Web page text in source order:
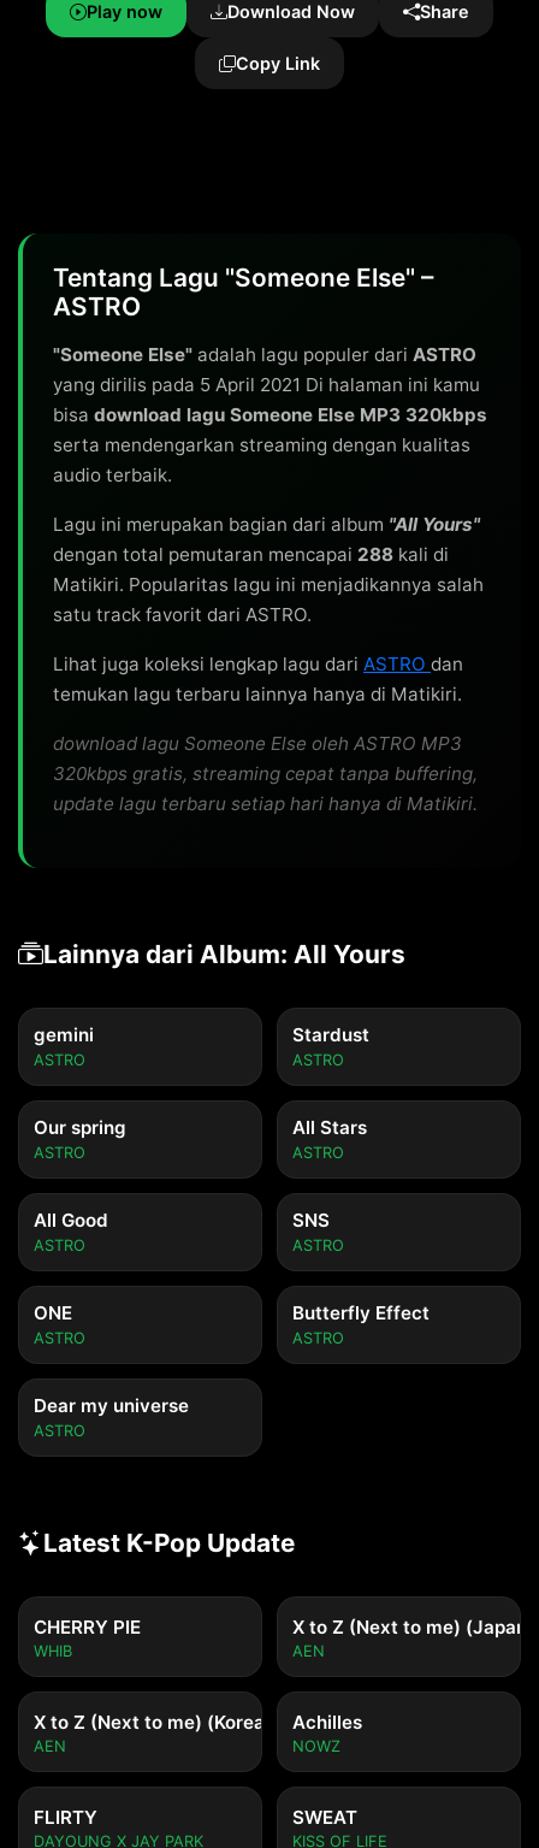
Play now Download Now Share
Copy Link
Tentang Lagu "Someone Else" –
ASTRO
"Someone Else" adalah lagu populer dari ASTRO
yang dirilis pada 5 April 2021 Di halaman ini kamu
bisa download lagu Someone Else MP3 320kbps
serta mendengarkan streaming dengan kualitas
audio terbaik.
Lagu ini merupakan bagian dari album "All Yours"
dengan total pemutaran mencapai 288 kali di
Matikiri. Popularitas lagu ini menjadikannya salah
satu track favorit dari ASTRO.
Lihat juga koleksi lengkap lagu dari ASTRO dan
temukan lagu terbaru lainnya hanya di Matikiri.
download lagu Someone Else oleh ASTRO MP3
320kbps gratis, streaming cepat tanpa buffering,
update lagu terbaru setiap hari hanya di Matikiri.
Lainnya dari Album: All Yours
gemini
ASTRO
Stardust
ASTRO
Our spring
ASTRO
All Stars
ASTRO
All Good
ASTRO
SNS
ASTRO
ONE
ASTRO
Butterfly Effect
ASTRO
Dear my universe
ASTRO
Latest K-Pop Update
CHERRY PIE
WHIB
X to Z (Next to me)
AEN
X to Z (Next to me) (Korean ver.)
AEN
Achilles
NOWZ
FLIRTY
DAYOUNG X JAY PARK
SWEAT
KISS OF LIFE